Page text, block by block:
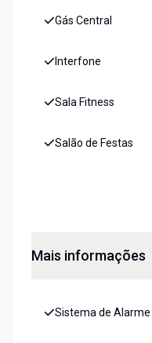
Gás Central
Interfone
Sala Fitness
Salão de Festas
Mais informações
Sistema de Alarme